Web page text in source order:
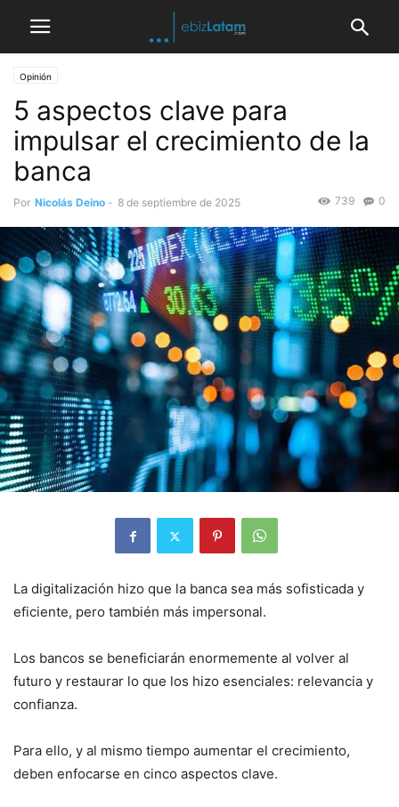
Opinión
5 aspectos clave para
impulsar el crecimiento de la
banca
Por Nicolás Deino - 8 de septiembre de 2025 0
739
La digitalización hizo que la banca sea más sofisticada y
eficiente, pero también más impersonal.
Los bancos se beneficiarán enormemente al volver al
futuro y restaurar lo que los hizo esenciales: relevancia y
confianza.
Para ello, y al mismo tiempo aumentar el crecimiento,
deben enfocarse en cinco aspectos clave.